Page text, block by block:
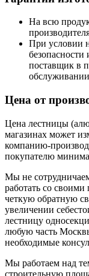
На всю
При условии
поставщик в
Цена от
Цена лестницы
магазинах может
компанию-
покупателю
Мы не
работать со
четкую обратную
увеличении
лестницу
любую часть
необходимые
Мы работаем над
строительную